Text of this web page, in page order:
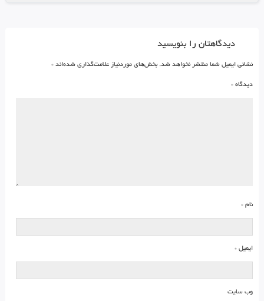
دیدگاهتان را بنویسید
نشانی ایمیل شما منتشر نخواهد شد. بخش‌های موردنیاز علامت‌گذاری شده‌اند *
دیدگاه *
نام *
ایمیل *
وب‌ سایت